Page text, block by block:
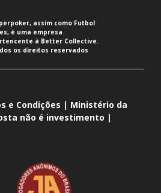
assim como Futbol
é uma empresa
à Better Collective.
os direitos reservados
e Condições | Ministério da
não é investimento |